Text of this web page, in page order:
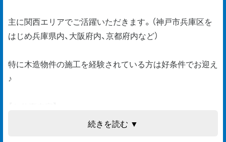
主に関西エリアでご活躍いただきます。（神戸市兵庫区を
はじめ兵庫県内、大阪府内、京都府内など）
特に木造物件の施工を経験されている方は好条件でお迎え
♪
◇施工管理（工程管理・品質管理・安全管理）
続きを読む ▼